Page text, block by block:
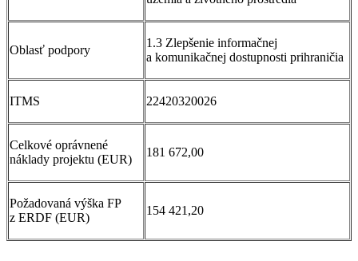
Oblasť podpory
1.3 Zlepšenie informačnej
a komunikačnej dostupnosti prihraničia
ITMS 22420320026
Celkové oprávnené
náklady projektu (EUR)
181 672,00
Požadovaná výška FP
z ERDF (EUR)
154 421,20